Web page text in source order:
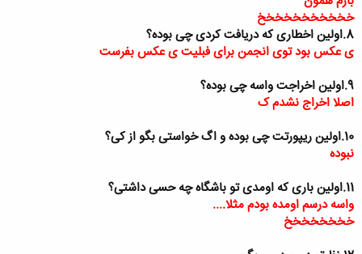
خخخخخخخخخخخ
8.اولین اخطاری که دریافت کردی چی بوده؟
ی عکس بود توی انجمن برای فبلیت ی عکس بفرست
9.اولین اخراجت واسه چی بوده؟
اصلا اخراج نشدم ک
10.اولین ریپورتت چی بوده و اگ خواستی بگو از کی؟
نبوده
11.اولین باری که اومدی تو باشگاه چه حسی داشتی؟
واسه درسم اومده بودم مثلا....
خخخخخخخخ